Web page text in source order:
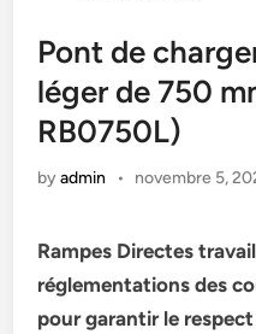
Pont de
léger de 750
RB0750L)
byadmin • novembre 5,
Rampes Directes
réglementations des
pour garantir le